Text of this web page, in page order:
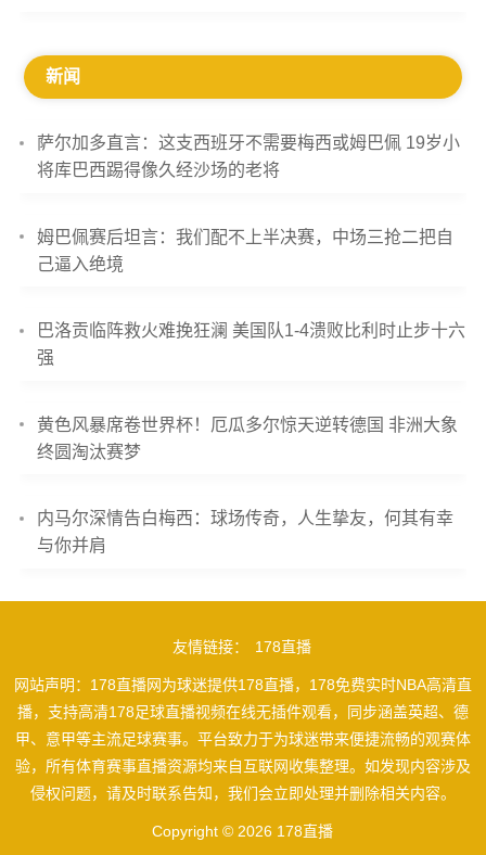
新闻
萨尔加多直言：这支西班牙不需要梅西或姆巴佩 19岁小
将库巴西踢得像久经沙场的老将
姆巴佩赛后坦言：我们配不上半决赛，中场三抢二把自
己逼入绝境
巴洛贡临阵救火难挽狂澜 美国队1-4溃败比利时止步十六
强
黄色风暴席卷世界杯！厄瓜多尔惊天逆转德国 非洲大象
终圆淘汰赛梦
内马尔深情告白梅西：球场传奇，人生挚友，何其有幸
与你并肩
友情链接： 178直播
网站声明：178直播网为球迷提供178直播，178免费实时NBA高清直
播，支持高清178足球直播视频在线无插件观看，同步涵盖英超、德
甲、意甲等主流足球赛事。平台致力于为球迷带来便捷流畅的观赛体
验，所有体育赛事直播资源均来自互联网收集整理。如发现内容涉及
侵权问题，请及时联系告知，我们会立即处理并删除相关内容。
Copyright © 2026 178直播